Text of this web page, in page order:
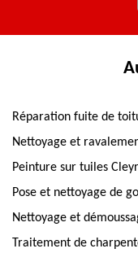
Réparation fuite de
Nettoyage et
Peinture sur tuiles
Pose et nettoyage de
Nettoyage et
Traitement de